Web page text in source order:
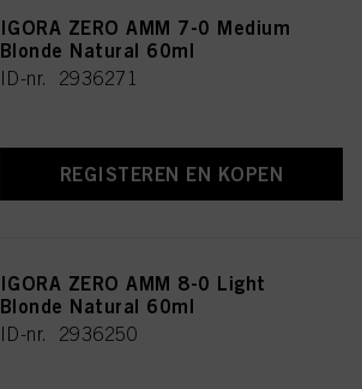
IGORA ZERO AMM 7-0 Medium
Blonde Natural 60ml
ID-nr. 2936271
REGISTEREN EN KOPEN
IGORA ZERO AMM 8-0 Light
Blonde Natural 60ml
ID-nr. 2936250